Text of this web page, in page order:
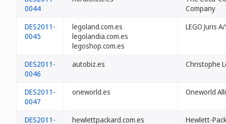
0044
Company
DES2011-
0045
legoland.com.es
legolandia.com.es
legoshop.com.es
LEGO Juris
DES2011-
0046
autobiz.es Christophe
DES2011-
0047
oneworld.es Oneworld
DES2011-
hewlettpackard.com.es
Hewlett-